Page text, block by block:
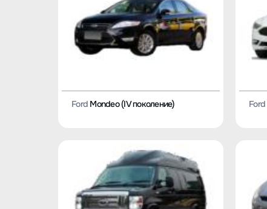
Ford Mondeo (IV поколение) Ford